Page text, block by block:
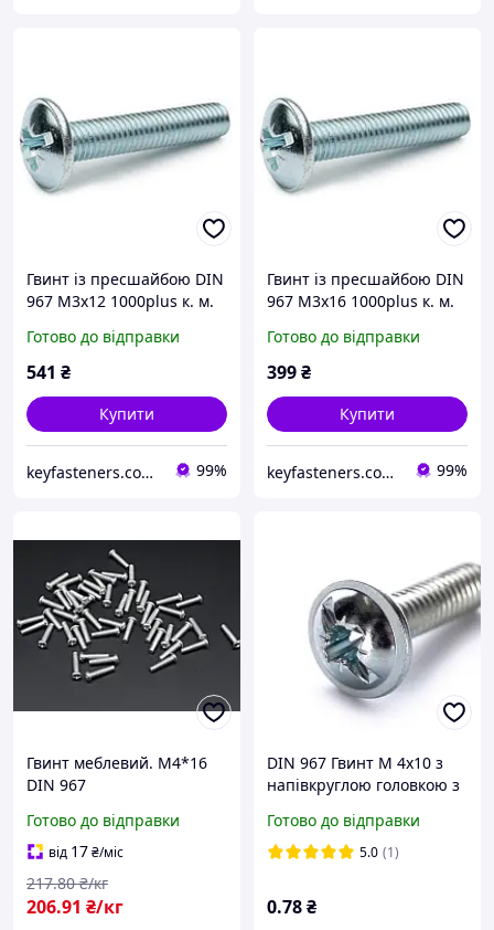
Гвинт із пресшайбою DIN
967 М3х12 1000plus к. м.
шт)
Готово до відправки
541 ₴
Купити
keyfasteners.com.ua 99%
Гвинт із пресшайбою DIN
967 М3х16 1000plus к. м.
шт)
Готово до відправки
399₴
Купити
keyfasteners.com.ua 99%
Гвинт меблевий. М4*16
DIN 967
Готово до відправки
від 17₴/міс
206.91 ₴/кг
217.80 ₴/кг
DIN 967 Гвинт М 4х10 з
напівкруглою головкою з
4.6, оцинкований
Готово до відправки
5.0 (1)
0.78₴